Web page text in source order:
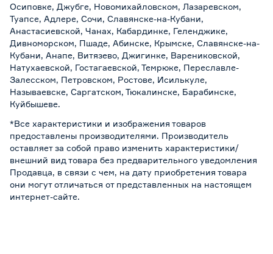
Осиповке, Джубге, Новомихайловском, Лазаревском,
Туапсе, Адлере, Сочи, Славянске-на-Кубани,
Анастасиевской, Чанах, Кабардинке, Геленджике,
Дивноморском, Пшаде, Абинске, Крымске, Славянске-на-
Кубани, Анапе, Витязево, Джигинке, Варениковской,
Натухаевской, Гостагаевской, Темрюке, Переславле-
Залесском, Петровском, Ростове, Исилькуле,
Называевске, Саргатском, Тюкалинске, Барабинске,
Куйбышеве.
*Все характеристики и изображения товаров
предоставлены производителями. Производитель
оставляет за собой право изменить характеристики/
внешний вид товара без предварительного уведомления
Продавца, в связи с чем, на дату приобретения товара
они могут отличаться от представленных на настоящем
интернет-сайте.